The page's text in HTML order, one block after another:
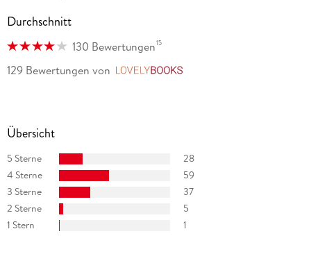
Durchschnitt
130 Bewertungen15
129 Bewertungen von
Übersicht
5 Sterne
28
4 Sterne
59
3 Sterne
37
2 Sterne
5
1 Stern
1